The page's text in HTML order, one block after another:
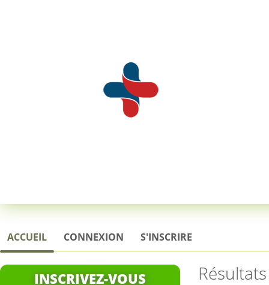
ACCUEIL CONNEXION S'INSCRIRE
INSCRIVEZ-VOUS